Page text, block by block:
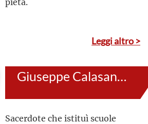
Leggi altro >
Giuseppe Calasanzio
Sacerdote che istituì scuole